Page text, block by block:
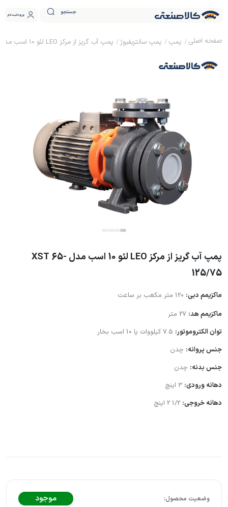
جستجو ورود ثبت نام
پمپ پمپ سانتریفیوژ پمپ آب گریز از مرکز LEO لئو 10 اسب مدل XST 65-125/75
پمپ آب گریز از مرکز LEO لئو 10 اسب مدل XST 65-
125/75
ماکزیمم دبی:
ماکزیمم هد: 27 متر
توان الکتروموتور:
جنس پروانه: چدن
جنس بدنه: چدن
دهانه ورودی: 3 اینچ
دهانه خروجی:
موجود